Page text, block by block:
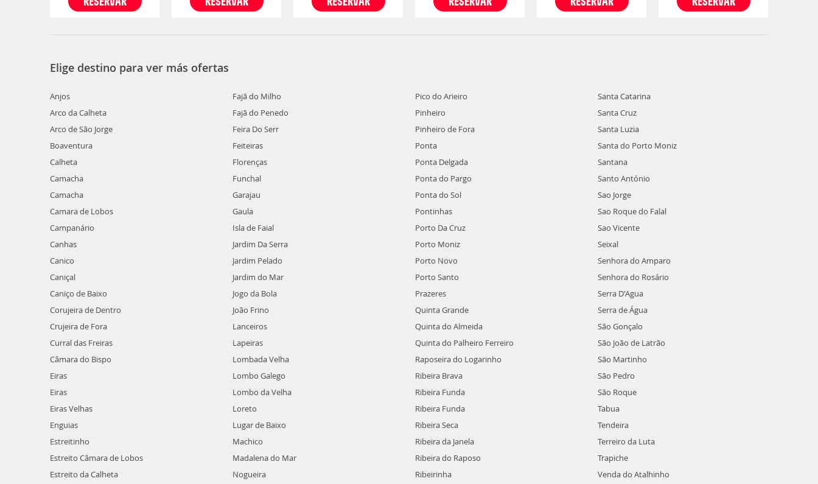
Elige destino para ver más ofertas
Anjos
Arco da Calheta
Arco de São Jorge
Boaventura
Calheta
Camacha
Camacha
Camara de Lobos
Campanário
Canhas
Canico
Caniçal
Caniço de Baixo
Corujeira de Dentro
Crujeira de Fora
Curral das Freiras
Câmara do Bispo
Eiras
Eiras
Eiras Velhas
Enguias
Estreitinho
Estreito Câmara de Lobos
Estreito da Calheta
Fajã do Milho
Fajã do Penedo
Feira Do Serr
Feiteiras
Florenças
Funchal
Garajau
Gaula
Isla de Faial
Jardim Da Serra
Jardim Pelado
Jardim do Mar
Jogo da Bola
João Frino
Lanceiros
Lapeiras
Lombada Velha
Lombo Galego
Lombo da Velha
Loreto
Lugar de Baixo
Machico
Madalena do Mar
Nogueira
Pico do Arieiro
Pinheiro
Pinheiro de Fora
Ponta
Ponta Delgada
Ponta do Pargo
Ponta do Sol
Pontinhas
Porto Da Cruz
Porto Moniz
Porto Novo
Porto Santo
Prazeres
Quinta Grande
Quinta do Almeida
Quinta do Palheiro Ferreiro
Raposeira do Logarinho
Ribeira Brava
Ribeira Funda
Ribeira Funda
Ribeira Seca
Ribeira da Janela
Ribeira do Raposo
Ribeirinha
Santa Catarina
Santa Cruz
Santa Luzia
Santa do Porto Moniz
Santana
Santo António
Sao Jorge
Sao Roque do Falal
Sao Vicente
Seixal
Senhora do Amparo
Senhora do Rosário
Serra D'Agua
Serra de Água
São Gonçalo
São João de Latrão
São Martinho
São Pedro
São Roque
Tabua
Tendeira
Terreiro da Luta
Trapiche
Venda do Atalhinho